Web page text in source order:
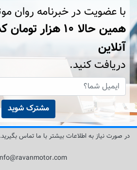
با عضویت در خبرنامه روان
همین حالا ۱۰
آنلاین
دریافت کنید.
مشترک شوید
در صورت نیاز به اطلاعات بیشتر با ما تماس بگیرید.